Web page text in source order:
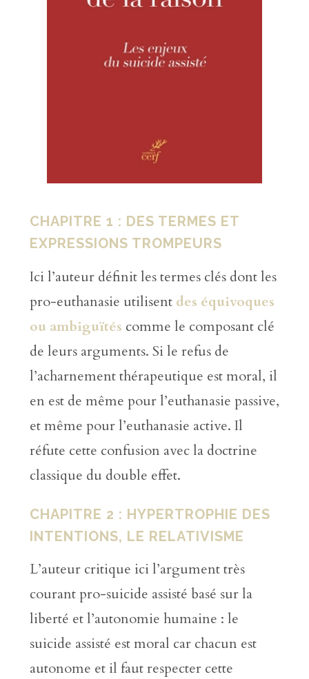
CHAPITRE 1 : DES TERMES ET
EXPRESSIONS TROMPEURS
Ici l’auteur définit les termes clés dont les
pro-euthanasie utilisent des équivoques
ou ambiguïtés comme le composant clé
de leurs arguments. Si le refus de
l’acharnement thérapeutique est moral, il
en est de même pour l’euthanasie passive,
et même pour l’euthanasie active. Il
réfute cette confusion avec la doctrine
classique du double effet.
CHAPITRE 2 : HYPERTROPHIE DES
INTENTIONS, LE RELATIVISME
L’auteur critique ici l’argument très
courant pro-suicide assisté basé sur la
liberté et l’autonomie humaine : le
suicide assisté est moral car chacun est
autonome et il faut respecter cette